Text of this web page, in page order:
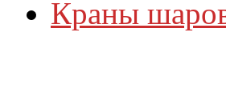
Краны